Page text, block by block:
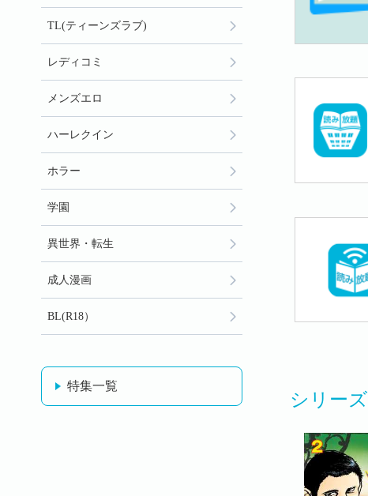
シリーズ
TL(ティーンズラブ)
レディコミ
メンズエロ
ハーレクイン
ホラー
学園
異世界・転生
成人漫画
BL(R18）
特集一覧